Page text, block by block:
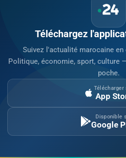
Téléchargez
Suivez l'actualité marocaine
Politique, économie, sport, culture
poche.
Télécharger
App
Disponible
Google